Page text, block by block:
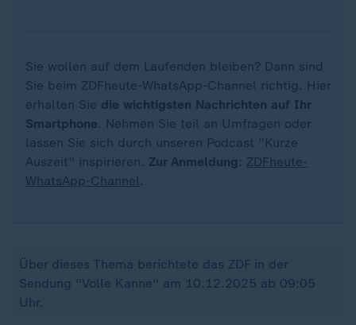
Sie wollen auf dem Laufenden bleiben? Dann sind
Sie beim ZDFheute-WhatsApp-Channel richtig. Hier
erhalten Sie die wichtigsten Nachrichten auf Ihr
Smartphone. Nehmen Sie teil an Umfragen oder
lassen Sie sich durch unseren Podcast "Kurze
Auszeit" inspirieren. Zur Anmeldung : ZDFheute-
WhatsApp-Channel.
Über dieses Thema berichtete das ZDF in der
Sendung "Volle Kanne" am 10.12.2025 ab 09:05
Uhr.